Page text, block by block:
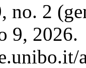
no. 2
9, 2026.